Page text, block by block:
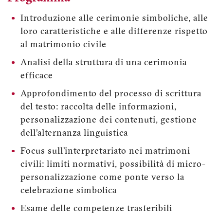
Introduzione alle cerimonie simboliche, alle
loro caratteristiche e alle differenze rispetto
al matrimonio civile
Analisi della struttura di una cerimonia
efficace
Approfondimento del processo di scrittura
del testo: raccolta delle informazioni,
personalizzazione dei contenuti, gestione
dell’alternanza linguistica
Focus sull’interpretariato nei matrimoni
civili: limiti normativi, possibilità di micro-
personalizzazione come ponte verso la
celebrazione simbolica
Esame delle competenze trasferibili